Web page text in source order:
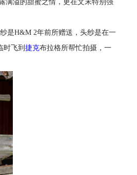
满溢的甜蜜之情，更在文末特别强
是H&M 2年前所赠送，头纱是在一
时飞到 捷克布拉格所帮忙拍摄，一